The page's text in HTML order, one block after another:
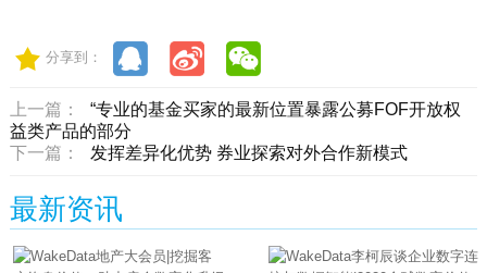
分享到：
上一篇：
“专业的基金买家的最新位置暴露公募FOF开放权
益类产品的部分
下一篇：
发挥差异化优势 券业探索对外合作新模式
最新资讯